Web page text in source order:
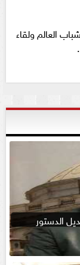
العالم ولقاء
الدستور